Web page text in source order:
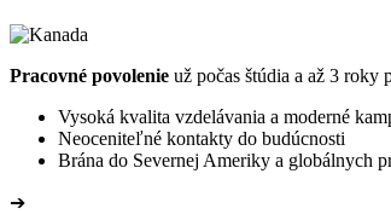
Pracovné povolenie už počas štúdia a až 3 roky
Vysoká kvalita vzdelávania a moderné
Neoceniteľné kontakty do budúcnosti
Brána do Severnej Ameriky a globálnych
➔